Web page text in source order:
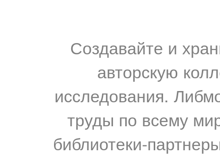
Создавайте и
авторскую
исследования.
труды по всему
библиотеки-